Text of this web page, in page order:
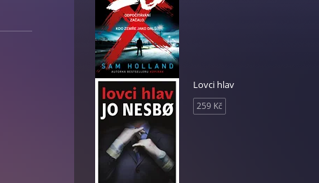
Lovci hlav
259 Kč